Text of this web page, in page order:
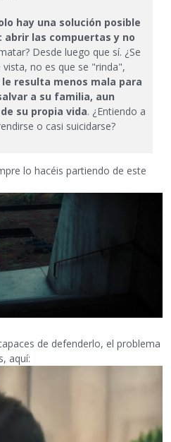
hay una solución posible
abrir las compuertas y no
Desde luego que sí. ¿Se
no es que se "rinda",
resulta menos mala para
a su familia, aun
su propia vida. ¿Entiendo a
o casi suicidarse?
lo hacéis partiendo de este
de defenderlo, el problema
aquí: